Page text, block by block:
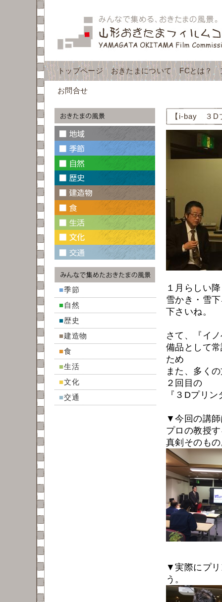
トップページ おきたまについて FCとは？
お問合せ
■季節
■自然
■歴史
■建造物
■食
■生活
■文化
■交通
【i-bay ３D
１月らしい
雪かき・雪
下さいね。
さて、『イ
備品として
ため
また、多く
２回目の
『３Dプリ
▼今回の講
プロの教授
真剣そのも
▼実際にプリ
う。